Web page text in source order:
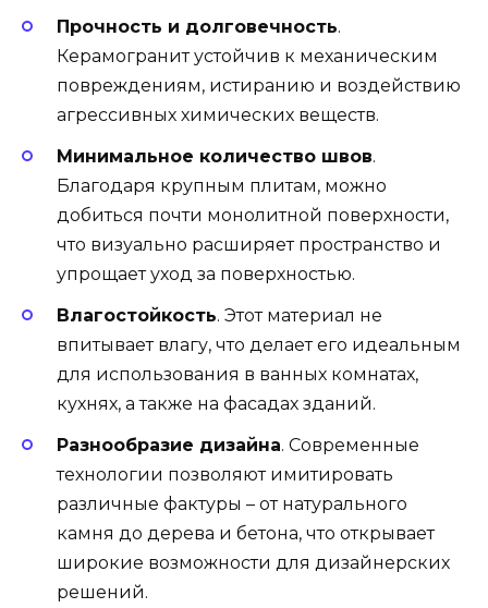
Прочность и долговечность.
Керамогранит устойчив к механическим
повреждениям, истиранию и воздействию
агрессивных химических веществ.
Минимальное количество швов.
Благодаря крупным плитам, можно
добиться почти монолитной поверхности,
что визуально расширяет пространство и
упрощает уход за поверхностью.
Влагостойкость. Этот материал не
впитывает влагу, что делает его идеальным
для использования в ванных комнатах,
кухнях, а также на фасадах зданий.
Разнообразие дизайна. Современные
технологии позволяют имитировать
различные фактуры – от натурального
камня до дерева и бетона, что открывает
широкие возможности для дизайнерских
решений.